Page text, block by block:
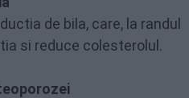
de bila, care, la randul
si reduce colesterolul.